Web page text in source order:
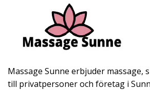
Massage Sunne erbjuder massage,
till privatpersoner och företag i